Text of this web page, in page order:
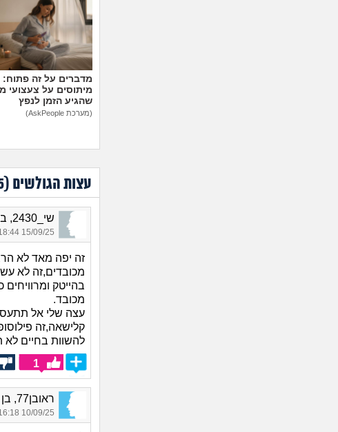
מיתוסים על צעצועי
שהגיע הזמן לנפץ
(מערכת AskPeople)
עצות הגולשים (
שי_2430, בן 33, אורח
15/09/25 18:44
זה יפה מאד לא
מכובדים,זה לא
בהייטק
מכובד.
עצה שלי אל
קלישאה,זה
להשוות בחיים
1
ראובן77, בן 61
10/09/25 16:18